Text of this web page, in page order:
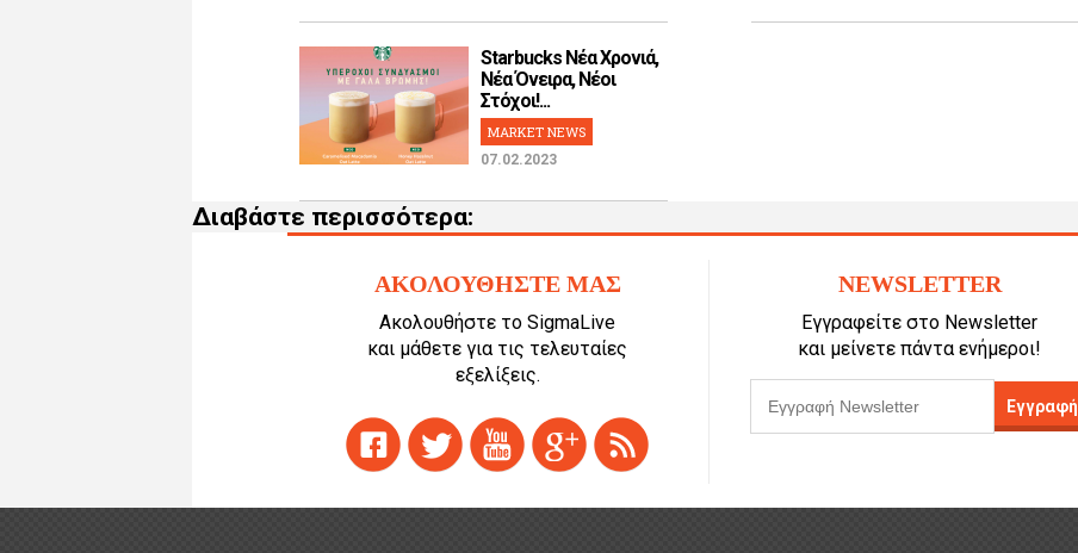
Starbucks Νέα Χρονιά,
Νέα Όνειρα, Νέοι
Στόχοι!...
MARKET NEWS
07.02.2023
Διαβάστε περισσότερα:
ΑΚΟΛΟΥΘΗΣΤΕ ΜΑΣ
Ακολουθήστε το SigmaLive
και μάθετε για τις τελευταίες
εξελίξεις.
NEWSLETTER
Εγγραφείτε στο Newsletter
και μείνετε πάντα ενήμεροι!
Εγγραφή